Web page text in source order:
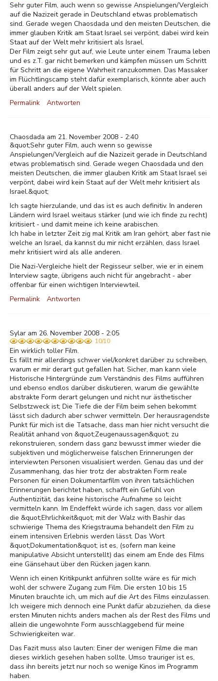
Sehr guter Film, auch wenn so gewisse Anspielungen/Vergleich
auf die Nazizeit gerade in Deutschland etwas problematisch
sind. Gerade wegen Chaosdada und den meisten Deutschen, die
immer glauben Kritik am Staat Israel sei verpönt, dabei wird kein
Staat auf der Welt mehr kritisiert als Israel.
Der Film zeigt sehr gut auf, wie Leute unter einem Trauma leben
und es z.T. gar nicht bemerken und kämpfen müssen um Schritt
für Schritt an die eigene Wahrheit ranzukommen. Das Massaker
im Flüchtlingscamp steht dafür exemplarisch, könnte aber auch
überall anders auf der Welt spielen.
Permalink
Antworten
Chaosdada am 21. November 2008 - 2:40
&quot;Sehr guter Film, auch wenn so gewisse
Anspielungen/Vergleich auf die Nazizeit gerade in Deutschland
etwas problematisch sind. Gerade wegen Chaosdada und den
meisten Deutschen, die immer glauben Kritik am Staat Israel sei
verpönt, dabei wird kein Staat auf der Welt mehr kritisiert als
Israel.&quot;
Ich sagte hierzulande, und das ist es auch definitiv. In anderen
Ländern wird Israel weitaus stärker (und wie ich finde zu recht)
kritisiert - und damit meine ich keine arabischen.
Ich habe in letzter Zeit zig mal Kritik am Iran gehört, aber fast nie
welche an Israel, da kannst du mir nicht erzählen, dass Israel
mehr kritisiert wird als alle anderen.
Die Nazi-Vergleiche hielt der Regisseur selber, wie er in einem
Interview sagte, übrigens auch nicht für angebracht - aber
offenbar für einen wichtigen Interviewteil.
Permalink
Antworten
Sylar am 26. November 2008 - 2:05
10/10
Ein wirklich toller Film.
Es fällt mir allerdings schwer viel/konkret darüber zu schreiben,
warum er mir derart gut gefallen hat. Sicher, man kann viele
Historische Hintergründe zum Verständnis des Films aufführen
und ebenso endlos darüber diskutieren, warum die gewählte
abstrakte Form derart gelungen und nicht nur ästhetischer
Selbstzweck ist; Die Tiefe die der Film beim sehen bekommt
lässt sich dadurch aber schwer vermitteln. Der herausragendste
Punkt für mich ist die Tatsache, dass man hier nicht versucht die
Realität anhand von &quot;Zeugenaussagen&quot; zu
rekonstruieren, sondern dass ganz bewusst immer wieder die
subjektiven und möglicherweise falschen Erinnerungen der
interviewten Personen visualisiert werden. Genau das und der
Zusammenhang, das hier trotz der abstrakten Form reale
Personen für einen Dokumentarfilm von ihren tatsächlichen
Erinnerungen berichtet haben, schafft ein Gefühl von
Authentizität, das keine historische Aufnahme so leicht
vermitteln kann. Im Endeffekt würde ich sagen, dass vor allem
die &quot;Ehrlichkeit&quot; mit der Walz with Bashir das
schwierige Thema des Kriegstrauma behandelt den Film zu
einem intensiven Erlebnis werden lässt. Das Wort
&quot;Dokumentation&quot; ist es, (sofern man keine
manipulative Absicht unterstellt) das einem am Ende des Films
eine Gänsehaut über den Rücken jagen kann.
Wenn ich einen Kritikpunkt anführen sollte wäre es für mich
wohl der schwere Zugang zum Film. Die ersten 10 bis 15
Minuten brauchte ich, um mich auf die Art des Films einzulassen.
Ich weigere mich dennoch eine Punkt dafür abzuziehen, da diese
ersten Minuten nichts anders machen als der Rest des Films und
allein die ungewohnte Form ausschlaggebend für meine
Schwierigkeiten war.
Das Fazit muss also lauten: Einer der wenigen Filme die man
dieses wirklich gesehen haben sollte. Umso trauriger ist es,
dass ihn bereits jetzt nur noch so wenige Kinos im Programm
haben.